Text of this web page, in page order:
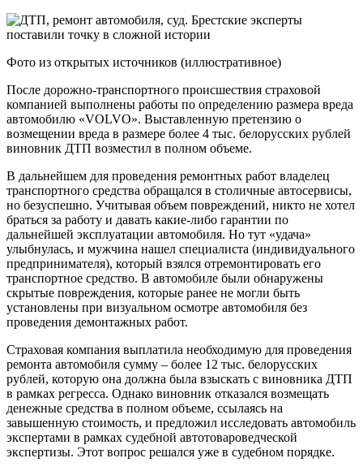
Фото из открытых источников (иллюстративное)
После дорожно-транспортного происшествия страховой
компанией выполнены работы по определению размера вреда
автомобилю «VOLVO». Выставленную претензию о
возмещении вреда в размере более 4 тыс. белорусских рублей
виновник ДТП возместил в полном объеме.
В дальнейшем для проведения ремонтных работ владелец
транспортного средства обращался в столичные автосервисы,
но безуспешно. Учитывая объем повреждений, никто не хотел
браться за работу и давать какие-либо гарантии по
дальнейшей эксплуатации автомобиля. Но тут «удача»
улыбнулась, и мужчина нашел специалиста (индивидуального
предпринимателя), который взялся отремонтировать его
транспортное средство. В автомобиле были обнаружены
скрытые повреждения, которые ранее не могли быть
установлены при визуальном осмотре автомобиля без
проведения демонтажных работ.
Страховая компания выплатила необходимую для проведения
ремонта автомобиля сумму – более 12 тыс. белорусских
рублей, которую она должна была взыскать с виновника ДТП
в рамках регресса. Однако виновник отказался возмещать
денежные средства в полном объеме, ссылаясь на
завышенную стоимость, и предложил исследовать автомобиль
экспертами в рамках судебной автотовароведческой
экспертизы. Этот вопрос решался уже в судебном порядке.